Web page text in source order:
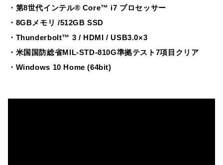
・第8世代インテル® Core™ i7 プロセッサー
・8GBメモリ /512GB SSD
・Thunderbolt™ 3 / HDMI / USB3.0×3
・米国国防総省MIL-STD-810G準拠テスト7項目クリア
・Windows 10 Home (64bit)